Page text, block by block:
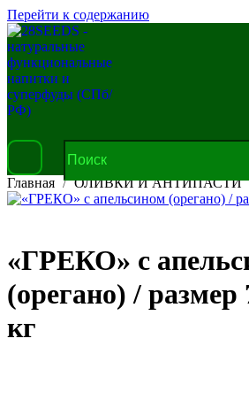
Перейти к содержанию
Главная ОЛИВКИ И АНТИПАСТИ
«ГРЕКО» с
(орегано) / размер
кг